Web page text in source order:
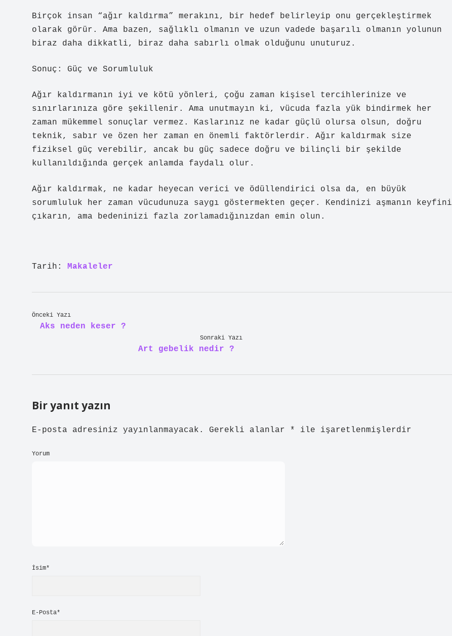
Birçok insan “ağır kaldırma” merakını, bir hedef belirleyip onu gerçekleştirmek
olarak görür. Ama bazen, sağlıklı olmanın ve uzun vadede başarılı olmanın yolunun
biraz daha dikkatli, biraz daha sabırlı olmak olduğunu unuturuz.
Sonuç: Güç ve Sorumluluk
Ağır kaldırmanın iyi ve kötü yönleri, çoğu zaman kişisel tercihlerinize ve
sınırlarınıza göre şekillenir. Ama unutmayın ki, vücuda fazla yük bindirmek her
zaman mükemmel sonuçlar vermez. Kaslarınız ne kadar güçlü olursa olsun, doğru
teknik, sabır ve özen her zaman en önemli faktörlerdir. Ağır kaldırmak size
fiziksel güç verebilir, ancak bu güç sadece doğru ve bilinçli bir şekilde
kullanıldığında gerçek anlamda faydalı olur.
Ağır kaldırmak, ne kadar heyecan verici ve ödüllendirici olsa da, en büyük
sorumluluk her zaman vücudunuza saygı göstermekten geçer. Kendinizi aşmanın keyfini
çıkarın, ama bedeninizi fazla zorlamadığınızdan emin olun.
Tarih: Makaleler
Önceki Yazı
Aks neden keser ?
Sonraki Yazı
Art gebelik nedir ?
Bir yanıt yazın
E-posta adresiniz yayınlanmayacak. Gerekli alanlar * ile işaretlenmişlerdir
Yorum
İsim*
E-Posta*